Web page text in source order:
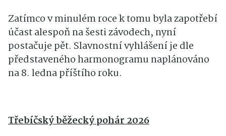
Zatímco v minulém roce k tomu byla zapotřebí
účast alespoň na šesti závodech, nyní
postačuje pět. Slavnostní vyhlášení je dle
představeného harmonogramu naplánováno
na 8. ledna příštího roku.
Třebíčský běžecký pohár 2026